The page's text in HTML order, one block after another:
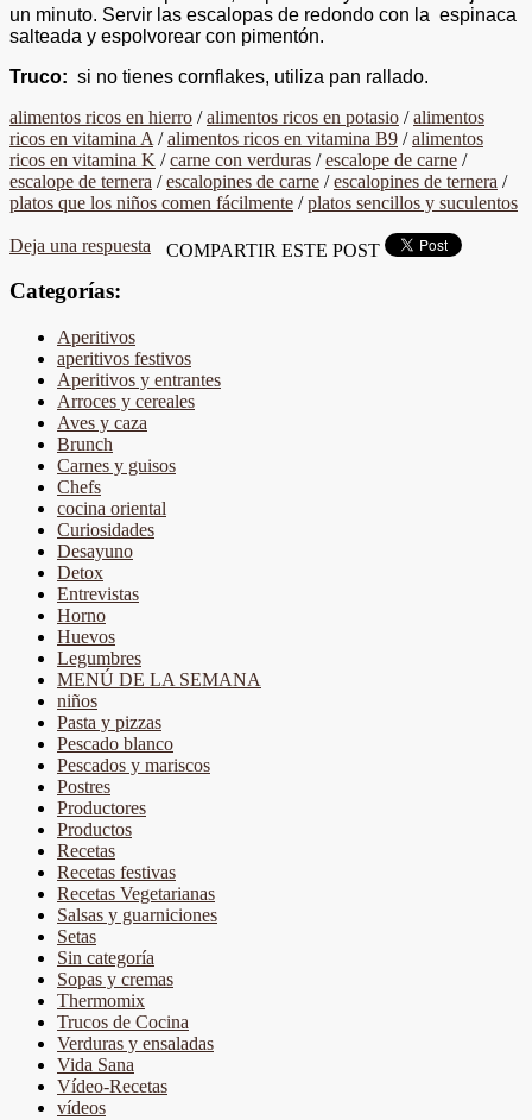
un minuto. Servir las escalopas de redondo con la espinaca
salteada y espolvorear con pimentón.
Truco: si no tienes cornflakes, utiliza pan rallado.
alimentos ricos en hierro /alimentos ricos en potasio /alimentos
ricos en vitamina A /alimentos ricos en vitamina B9 /alimentos
ricos en vitamina K /carne con verduras /escalope de carne /
escalope de ternera /escalopines de carne /escalopines de ternera /
platos que los niños comen fácilmente /platos sencillos y suculentos
Deja una respuesta COMPARTIR ESTE POST
Categorías:
Aperitivos
aperitivos festivos
Aperitivos y entrantes
Arroces y cereales
Aves y caza
Brunch
Carnes y guisos
Chefs
cocina oriental
Curiosidades
Desayuno
Detox
Entrevistas
Horno
Huevos
Legumbres
MENÚ DE LA SEMANA
niños
Pasta y pizzas
Pescado blanco
Pescados y mariscos
Postres
Productores
Productos
Recetas
Recetas festivas
Recetas Vegetarianas
Salsas y guarniciones
Setas
Sin categoría
Sopas y cremas
Thermomix
Trucos de Cocina
Verduras y ensaladas
Vida Sana
Vídeo-Recetas
vídeos